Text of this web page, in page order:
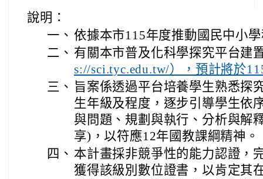
說明：
一、 依據本市115年度推動國民中小
二、 有關本市普及化科學探究平台建
s://sci.tyc.edu.tw/），預計將於
三、 旨案係透過平台培養學生熟悉探
生年級及程度，逐步引導學生依
與問題、規劃與執行、分析與解
享)，以符應12年國教課綱精神。
四、 本計畫採非競爭性的能力認證，
獲得該級別數位證書，以肯定其